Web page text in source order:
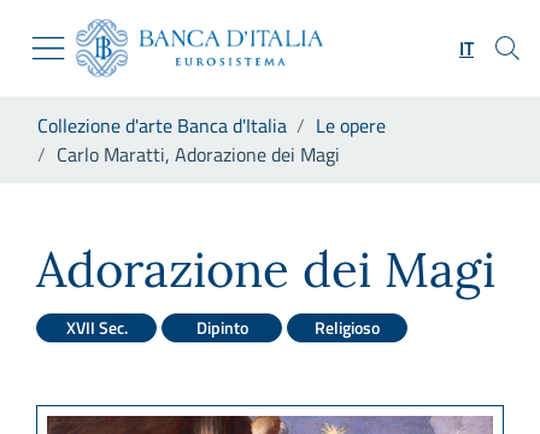
Skip to Main Content
Vai al sito istituzionale
Vai al menu di navigazione
Vai alla ricerca
Vai al footer
IT
Collezione d'arte Banca d'Italia
Le opere
Carlo Maratti, Adorazione dei Magi
Adorazione dei Magi
XVII Sec. Dipinto Religioso